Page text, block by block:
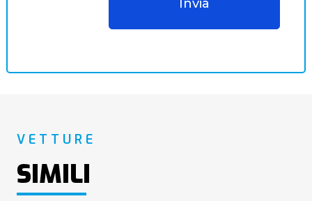
VETTURE
SIMILI